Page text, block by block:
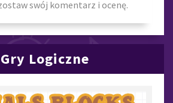
swój komentarz i ocenę.
Logiczne